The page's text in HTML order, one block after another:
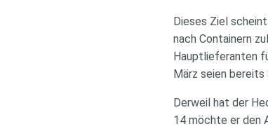
Dieses Ziel
nach Containern
Hauptlieferanten
März seien bereits
Derweil hat der
14 möchte er den